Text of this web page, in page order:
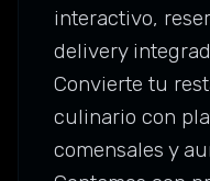
interactivo,
delivery
Convierte tu
culinario con
comensales y